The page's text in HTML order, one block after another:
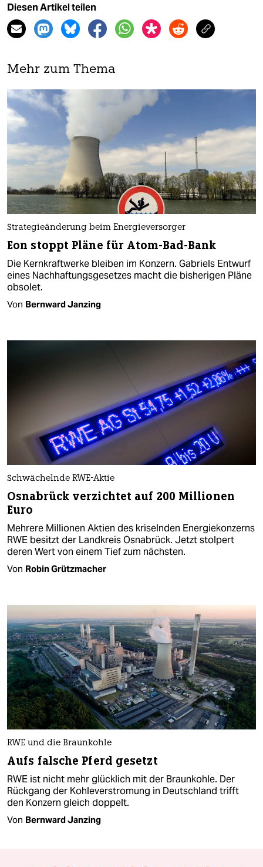
Diesen Artikel teilen
Mehr zum Thema
Strategieänderung beim Energieversorger
Eon stoppt Pläne für Atom-Bad-Bank
Die Kernkraftwerke bleiben im Konzern. Gabriels Entwurf
eines Nachhaftungsgesetzes macht die bisherigen Pläne
obsolet.
Von Bernward Janzing
Schwächelnde RWE-Aktie
Osnabrück verzichtet auf 200 Millionen
Euro
Mehrere Millionen Aktien des kriselnden Energiekonzerns
RWE besitzt der Landkreis Osnabrück. Jetzt stolpert
deren Wert von einem Tief zum nächsten.
Von Robin Grützmacher
RWE und die Braunkohle
Aufs falsche Pferd gesetzt
RWE ist nicht mehr glücklich mit der Braunkohle. Der
Rückgang der Kohleverstromung in Deutschland trifft
den Konzern gleich doppelt.
Von Bernward Janzing